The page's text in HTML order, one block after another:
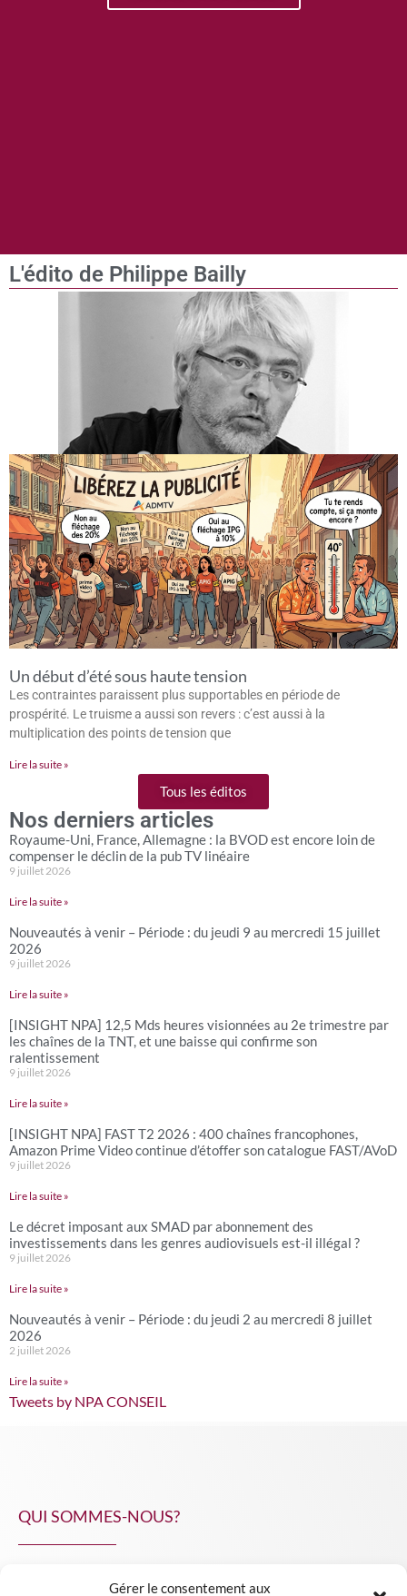
Gérer le consentement aux
L'édito de Philippe Bailly
Un début d’été sous haute tension
Les contraintes paraissent plus supportables en période de
prospérité. Le truisme a aussi son revers : c’est aussi à la
multiplication des points de tension que
Lire la suite »
Tous les éditos
Nos derniers articles
Royaume-Uni, France, Allemagne : la BVOD est encore loin de
compenser le déclin de la pub TV linéaire
9 juillet 2026
Lire la suite »
Nouveautés à venir – Période : du jeudi 9 au mercredi 15 juillet
2026
9 juillet 2026
Lire la suite »
[INSIGHT NPA] 12,5 Mds heures visionnées au 2e trimestre par
les chaînes de la TNT, et une baisse qui confirme son
ralentissement
9 juillet 2026
Lire la suite »
[INSIGHT NPA] FAST T2 2026 : 400 chaînes francophones,
Amazon Prime Video continue d’étoffer son catalogue FAST/AVoD
9 juillet 2026
Lire la suite »
Le décret imposant aux SMAD par abonnement des
investissements dans les genres audiovisuels est-il illégal ?
9 juillet 2026
Lire la suite »
Nouveautés à venir – Période : du jeudi 2 au mercredi 8 juillet
2026
2 juillet 2026
Lire la suite »
Tweets by NPA CONSEIL
QUI SOMMES-NOUS?